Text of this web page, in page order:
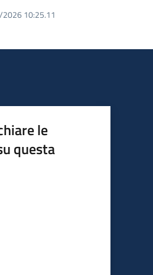
10:25.11
le
questa